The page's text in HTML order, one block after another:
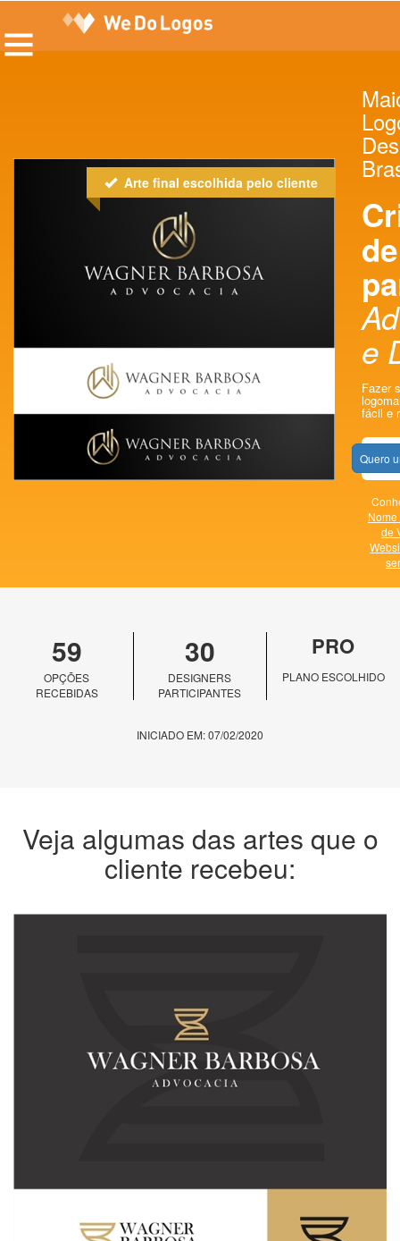
Arte final escolhida pelo cliente
de
e
Fazer
fácil e
Quero
de
59
OPÇÕES
RECEBIDAS
30
DESIGNERS
PARTICIPANTES
PRO
PLANO ESCOLHIDO
INICIADO EM: 07/02/2020
Veja algumas das artes que o
cliente recebeu: